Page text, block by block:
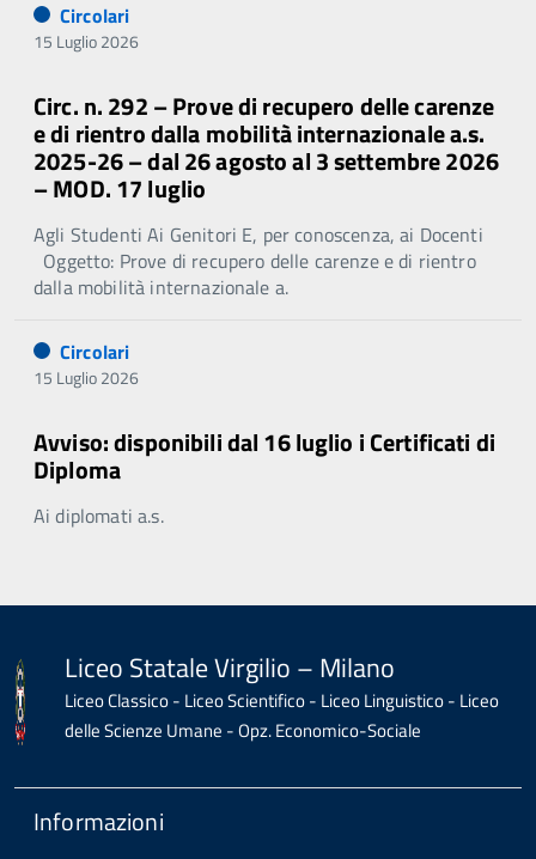
Circolari
15 Luglio 2026
Circ. n. 292 – Prove di recupero delle carenze
e di rientro dalla mobilità internazionale a.s.
2025-26 – dal 26 agosto al 3 settembre 2026
– MOD. 17 luglio
Agli Studenti Ai Genitori E, per conoscenza, ai Docenti
Oggetto: Prove di recupero delle carenze e di rientro
dalla mobilità internazionale a.
Circolari
15 Luglio 2026
Avviso: disponibili dal 16 luglio i Certificati di
Diploma
Ai diplomati a.s.
Liceo Statale Virgilio – Milano
Liceo Classico - Liceo Scientifico - Liceo Linguistico - Liceo
delle Scienze Umane - Opz. Economico-Sociale
Informazioni